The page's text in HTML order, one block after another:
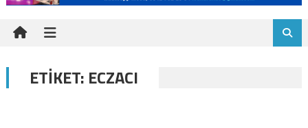
ETIKET: ECZACI